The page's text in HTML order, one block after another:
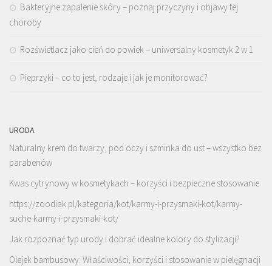
Bakteryjne zapalenie skóry – poznaj przyczyny i objawy tej
choroby
Rozświetlacz jako cień do powiek – uniwersalny kosmetyk 2 w 1
Pieprzyki – co to jest, rodzaje i jak je monitorować?
URODA
Naturalny krem do twarzy, pod oczy i szminka do ust – wszystko bez
parabenów
Kwas cytrynowy w kosmetykach – korzyści i bezpieczne stosowanie
https://zoodiak.pl/kategoria/kot/karmy-i-przysmaki-kot/karmy-
suche-karmy-i-przysmaki-kot/
Jak rozpoznać typ urody i dobrać idealne kolory do stylizacji?
Olejek bambusowy: Właściwości, korzyści i stosowanie w pielęgnacji